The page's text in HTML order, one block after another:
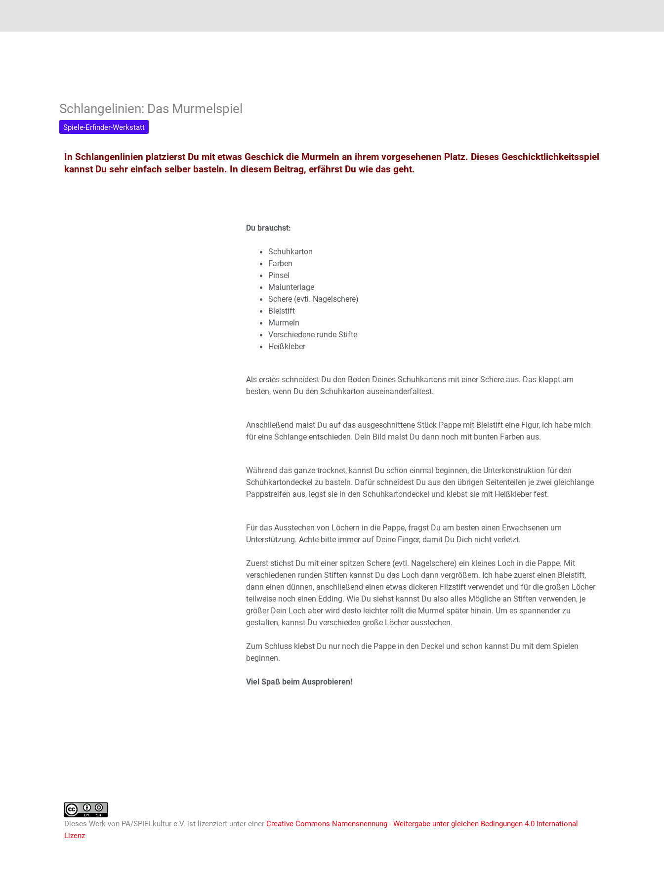
Schlangelinien: Das Murmelspiel
Spiele-Erfinder-Werkstatt
In Schlangenlinien platzierst Du mit etwas Geschick die Murmeln an ihrem vorgesehenen Platz. Dieses Geschicktlichkeitsspiel
kannst Du sehr einfach selber basteln. In diesem Beitrag, erfährst Du wie das geht.
Du brauchst:
Schuhkarton
Farben
Pinsel
Malunterlage
Schere (evtl. Nagelschere)
Bleistift
Murmeln
Verschiedene runde Stifte
Heißkleber
Als erstes schneidest Du den Boden Deines Schuhkartons mit einer Schere aus. Das klappt am
besten, wenn Du den Schuhkarton auseinanderfaltest.
Anschließend malst Du auf das ausgeschnittene Stück Pappe mit Bleistift eine Figur, ich habe mich
für eine Schlange entschieden. Dein Bild malst Du dann noch mit bunten Farben aus.
Während das ganze trocknet, kannst Du schon einmal beginnen, die Unterkonstruktion für den
Schuhkartondeckel zu basteln. Dafür schneidest Du aus den übrigen Seitenteilen je zwei gleichlange
Pappstreifen aus, legst sie in den Schuhkartondeckel und klebst sie mit Heißkleber fest.
Für das Ausstechen von Löchern in die Pappe, fragst Du am besten einen Erwachsenen um
Unterstützung. Achte bitte immer auf Deine Finger, damit Du Dich nicht verletzt.
Zuerst stichst Du mit einer spitzen Schere (evtl. Nagelschere) ein kleines Loch in die Pappe. Mit
verschiedenen runden Stiften kannst Du das Loch dann vergrößern. Ich habe zuerst einen Bleistift,
dann einen dünnen, anschließend einen etwas dickeren Filzstift verwendet und für die großen Löcher
teilweise noch einen Edding. Wie Du siehst kannst Du also alles Mögliche an Stiften verwenden, je
größer Dein Loch aber wird desto leichter rollt die Murmel später hinein. Um es spannender zu
gestalten, kannst Du verschieden große Löcher ausstechen.
Zum Schluss klebst Du nur noch die Pappe in den Deckel und schon kannst Du mit dem Spielen
beginnen.
Viel Spaß beim Ausprobieren!
DiesesWerk von PA/SPIELkultur e.V. ist lizenziert unter einerCreative Commons Namensnennung - Weitergabe unter gleichen Bedingungen 4.0 International
Lizenz